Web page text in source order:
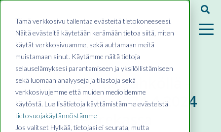
Tämä verkkosivu tallentaa evästeitä tietokoneeseesi.
Näitä evästeitä käytetään kerämään tietoa siitä, miten
käytät verkkosivuamme, sekä auttamaan meitä
muistamaan sinut. Käytämme näitä tietoja
selauselämyksesi parantamiseen ja yksilöllistämiseen
sekä luomaan analyyseja ja tilastoja sekä
verkkosivujemme että muiden medioidemme
käytöstä. Lue lisätietoja käyttämistämme evästeistä
tietosuojakäytännöstämme
Jos valitset Hylkää, tietojasi ei seurata, mutta
Hyvinvointia sähköllä -
visioseminaari 24.4.2024
Heurekassa